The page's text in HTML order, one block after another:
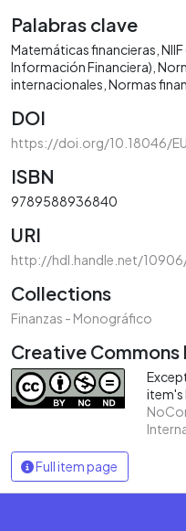
Palabras clave
Matemáticas financieras
Información Financiera)
internacionales Normas
DOI
https://doi.org/10.18046/
ISBN
9789588936840
URI
http://hdl.handle.net/
Collections
Finanzas - Monográfico
Creative Commons
item's
Full item page